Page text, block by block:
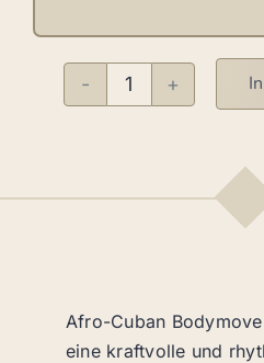
Salsa
Afro-Cuban
eine kraftvolle und